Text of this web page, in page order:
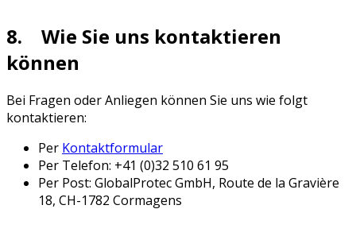
8. Wie Sie uns kontaktieren
können
Bei Fragen oder Anliegen können Sie uns wie folgt
kontaktieren:
Per Kontaktformular
Per Telefon: +41 (0)32 510 61 95
Per Post: GlobalProtec GmbH, Route de la Gravière
18, CH-1782 Cormagens